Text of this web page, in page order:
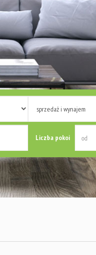
Liczba pokoi